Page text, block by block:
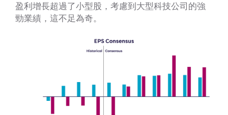
盈利增長超過了小型股，考慮到大型科技公司的強
勁業績，這不足為奇。